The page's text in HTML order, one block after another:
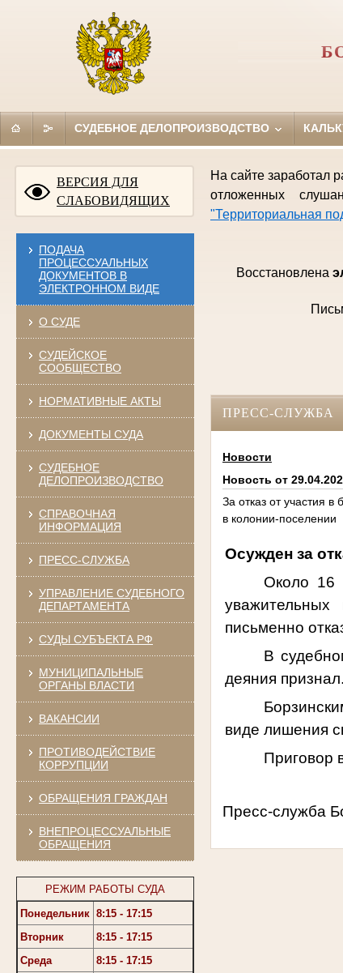
СУДЕБНОЕ ДЕЛОПРОИЗВОДСТВО
ВЕРСИЯ ДЛЯ
СЛАБОВИДЯЩИХ
ПОДАЧА
ПРОЦЕССУАЛЬНЫХ
ДОКУМЕНТОВ В
ЭЛЕКТРОННОМ ВИДЕ
О СУДЕ
СУДЕЙСКОЕ
СООБЩЕСТВО
НОРМАТИВНЫЕ АКТЫ
ДОКУМЕНТЫ СУДА
СУДЕБНОЕ
ДЕЛОПРОИЗВОДСТВО
СПРАВОЧНАЯ
ИНФОРМАЦИЯ
ПРЕСС-СЛУЖБА
УПРАВЛЕНИЕ СУДЕБНОГО
ДЕПАРТАМЕНТА
СУДЫ СУБЪЕКТА РФ
МУНИЦИПАЛЬНЫЕ
ОРГАНЫ ВЛАСТИ
ВАКАНСИИ
ПРОТИВОДЕЙСТВИЕ
КОРРУПЦИИ
ОБРАЩЕНИЯ ГРАЖДАН
ВНЕПРОЦЕССУАЛЬНЫЕ
ОБРАЩЕНИЯ
РЕЖИМ РАБОТЫ СУДА
Понедельник 8:15 - 17:15
Вторник
8:15 - 17:15
Среда
8:15 - 17:15
На сайте заработал
отложенных
"Территориальная
Восстановлена
ПРЕСС-СЛУЖБА
Новости
Новость от
За отказ от участия
в колонии-поселении
Осужден за
Около 16
письменно
В
деяния признал.
виде лишения
Приговор
Пресс-служба